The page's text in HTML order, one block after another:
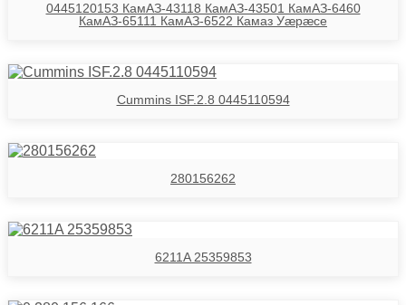
0445120153 КамАЗ-43118 КамАЗ-43501 КамАЗ-6460
КамАЗ-65111 КамАЗ-6522 Камаз Уӕрӕсе
Cummins ISF.2.8 0445110594
280156262
6211A 25359853